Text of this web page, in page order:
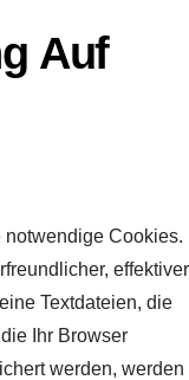
Auf
notwendige Cookies.
effektiver
Textdateien, die
Ihr Browser
werden, werden